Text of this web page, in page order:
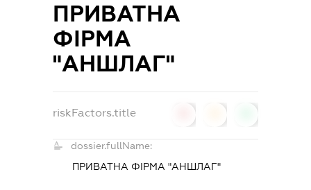
ПРИВАТНА
ФІРМА
"АНШЛАГ"
riskFactors.title
dossier.fullName:
ПРИВАТНА ФІРМА "АНШЛАГ"